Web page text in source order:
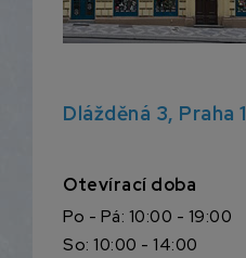
Dlážděná 3, Praha 1
Otevírací doba
Po - Pá: 10:00 - 19:00
So: 10:00 - 14:00